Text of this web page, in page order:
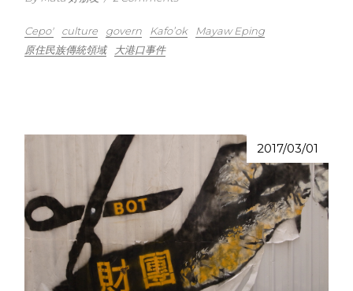
Cepo' culture govern Kafo’ok
Mayaw Eping
原住民族傳統領域
大港口事件
2017/03/01